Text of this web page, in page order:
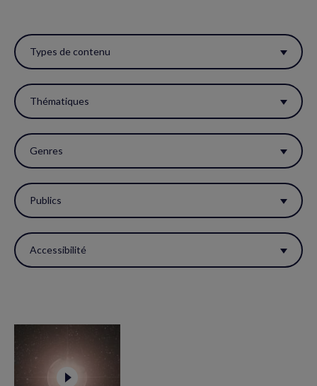
ces
filtres
pour
réactualiser
la
page.
Types de contenu
Thématiques
Genres
Publics
Accessibilité